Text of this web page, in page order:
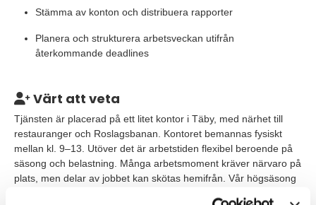
Stämma av konton och distribuera rapporter
Planera och strukturera arbetsveckan utifrån
återkommande deadlines
Värt att veta
Tjänsten är placerad på ett litet kontor i Täby, med närhet till
restauranger och Roslagsbanan. Kontoret bemannas fysiskt
mellan kl. 9–13. Utöver det är arbetstiden flexibel beroende på
säsong och belastning. Många arbetsmoment kräver närvaro på
plats, men delar av jobbet kan skötas hemifrån. Vår högsäsong